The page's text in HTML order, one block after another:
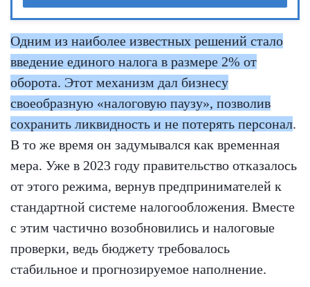
Одним из наиболее известных решений стало
введение единого налога в размере 2% от
оборота. Этот механизм дал бизнесу
своеобразную «налоговую паузу», позволив
сохранить ликвидность и не потерять персонал.
В то же время он задумывался как временная
мера. Уже в 2023 году правительство отказалось
от этого режима, вернув предпринимателей к
стандартной системе налогообложения. Вместе
с этим частично возобновились и налоговые
проверки, ведь бюджету требовалось
стабильное и прогнозируемое наполнение.